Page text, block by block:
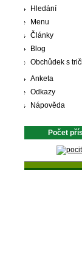
Hledání
Menu
Články
Blog
Obchůdek s
Anketa
Odkazy
Nápověda
Počet